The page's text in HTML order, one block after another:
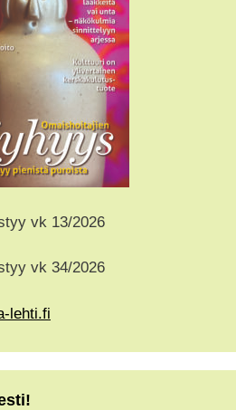
vk 13/2026
vk 34/2026
lehti.fi